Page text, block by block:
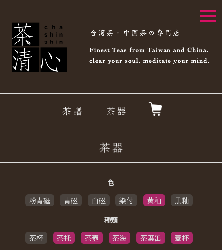
色
粉青磁
青磁 白磁 染付 黄釉
黒釉
種類
茶杯
茶托 茶壺 茶海 茶葉缶
蓋杯